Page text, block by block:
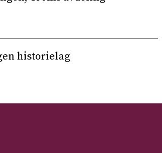
historielag